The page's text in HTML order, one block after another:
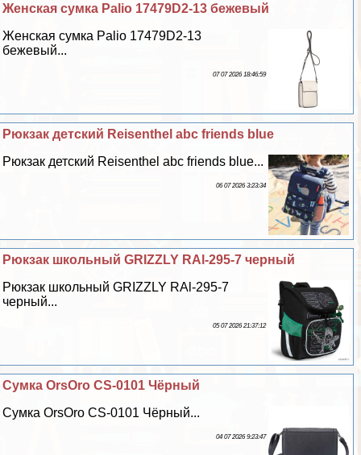
Женская сумка Palio 17479D2-13 бежевый
Женская сумка Palio 17479D2-13
бежевый...
07 07 2026 18:46:59
Рюкзак детский Reisenthel abc friends blue
Рюкзак детский Reisenthel abc friends blue...
06 07 2026 3:23:34
Рюкзак школьный GRIZZLY RAl-295-7 черный
Рюкзак школьный GRIZZLY RAl-295-7
черный...
05 07 2026 21:37:12
Сумка OrsOro CS-0101 Чёрный
Сумка OrsOro CS-0101 Чёрный...
04 07 2026 9:23:47